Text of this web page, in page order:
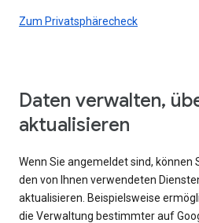
Zum Privatsphärecheck
Daten verwalten,
aktualisieren
Wenn Sie angemeldet sind, können
den von Ihnen verwendeten
aktualisieren. Beispielsweise
die Verwaltung bestimmter auf